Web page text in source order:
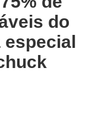
do
especial